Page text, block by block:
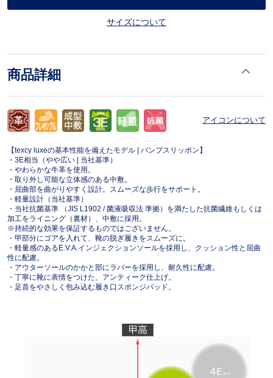
サイズについて
商品詳細
アイコンについて
【texcy luxeの基本性能を備えたモデル | バンプスリッポン】
・3E相当（やや広い | 当社基準）
・やわらかな牛革を使用。
・取り外し可能な立体感のある中敷。
・屈曲部を曲がりやすく設計。スムーズな歩行をサポート。
・軽量設計（当社基準）
・当社抗菌基準 （JIS L1902 / 菌液吸収法 準拠）を満たした抗菌繊維もしくは
加工をライニング（裏材）、中敷に採用。
※持続的な効果を保証するものではございません。
・甲部分にゴアを入れて、靴の脱ぎ履きをスムーズに。
・軽量感のあるE.V.A.インジェクションソールを採用し、クッション性と屈曲
性に配慮。
・アウターソールのかかと部にラバーを採用し、耐久性に配慮。
・丁寧に靴に表情をつけた、アンティーク仕上げ。
・足首をやさしく包み込む履き口スポンジパッド。